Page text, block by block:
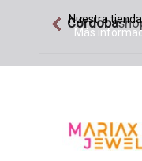
Córdoba
Nuestra
Más